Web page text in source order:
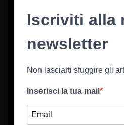
Iscriviti alla
newsletter
Non lasciarti sfuggire gli
Inserisci la tua mail